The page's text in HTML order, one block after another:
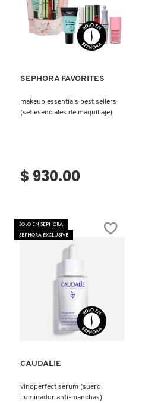
Ver más
SEPHORA FAVORITES
makeup essentials best sellers
(set esenciales de maquillaje)
$ 930.00
SOLO EN SEPHORA
SEPHORA EXCLUSIVE
Ver más
CAUDALIE
vinoperfect serum (suero
iluminador anti-manchas)